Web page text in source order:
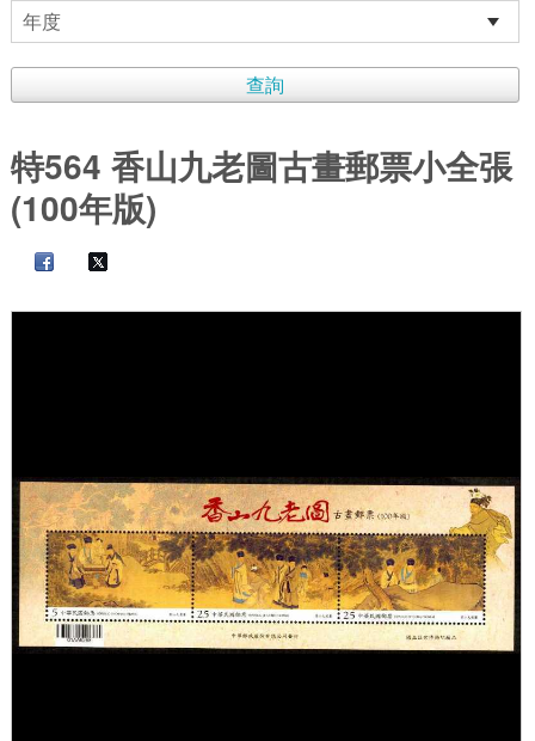
特564 香山九老圖古畫郵票小全張
(100年版)